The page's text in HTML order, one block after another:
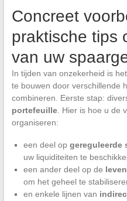
Concreet
praktische tips
van uw
In tijden van onzekerheid is
te bouwen door verschillende
combineren. Eerste stap:
portefeuille. Hier is hoe u de
organiseren:
een deel op gereguleerde
uw liquiditeiten te
een ander deel op de
om het geheel te
en enkele lijnen van